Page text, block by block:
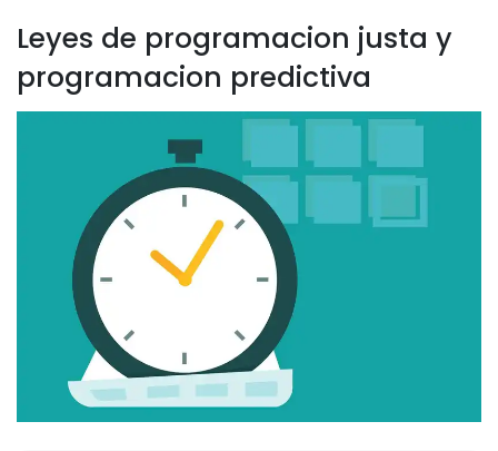
Leyes de programacion justa y
programacion predictiva